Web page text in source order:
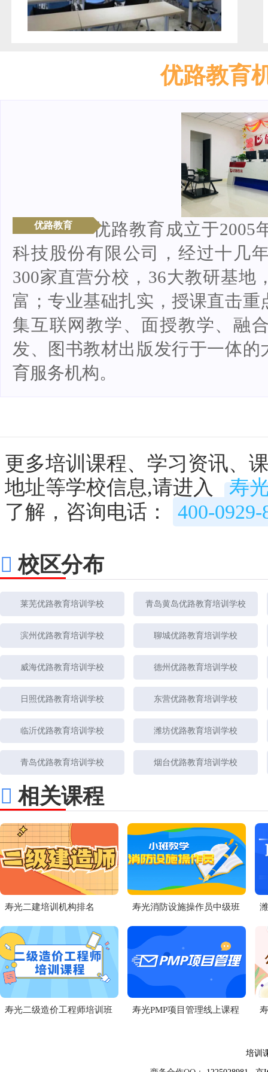
优路教育
优路教育
优路教育成立于2005
科技股份有限公司，经过十几
300家直营分校，36大教研基地
富；专业基础扎实，授课直击
集互联网教学、面授教学、融
发、图书教材出版发行于一体
育服务机构。
更多培训课程、学习资讯、
地址等学校信息,请进入
寿
了解，咨询电话：
400-0929-
校区分布
莱芜优路教育培训学校 青岛黄岛优路教育培训学校
滨州优路教育培训学校 聊城优路教育培训学校
威海优路教育培训学校 德州优路教育培训学校
日照优路教育培训学校 东营优路教育培训学校
临沂优路教育培训学校 潍坊优路教育培训学校
青岛优路教育培训学校 烟台优路教育培训学校
相关课程
寿光二建培训机构排名 寿光消防设施操作员中级班
寿光二级造价工程师培训班 寿光PMP项目管理线上课程
培训